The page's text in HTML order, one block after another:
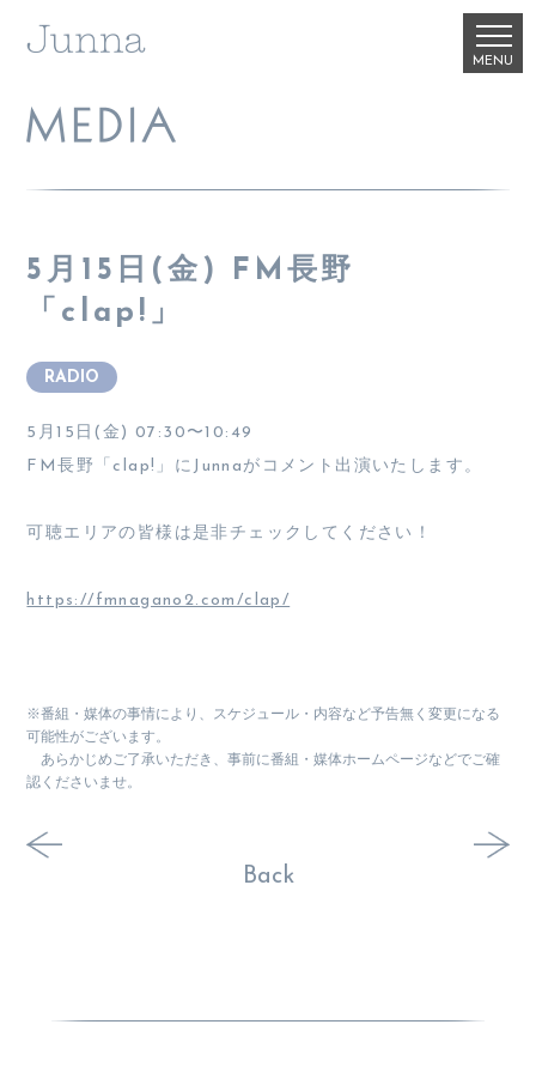
5月15日(金) FM長野
「clap!」
RADIO
5月15日(金) 07:30〜10:49
FM長野「clap!」にJunnaがコメント出演いたします。
可聴エリアの皆様は是非チェックしてください！
https://fmnagano2.com/clap/
※番組・媒体の事情により、スケジュール・内容など予告無く変更になる
可能性がございます。
あらかじめご了承いただき、事前に番組・媒体ホームページなどでご確
認くださいませ。
Back